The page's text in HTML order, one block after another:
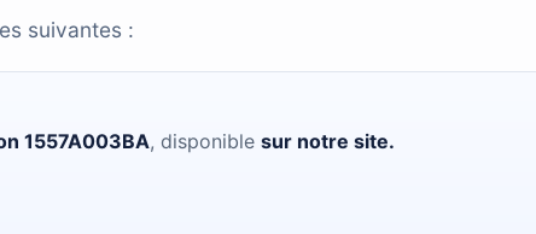
suivantes :
1557A003BA, disponible sur notre site.